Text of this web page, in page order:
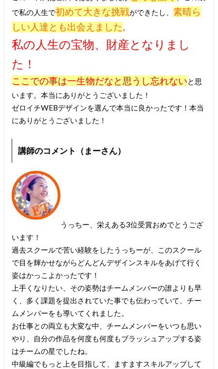
で私の人生で初めて大きな挑戦ができたし、 素晴ら
しい人達とも出会えました 。
私の人生の宝物、財産となりまし
た！
ここでの事は一生物だなと思うし忘れないと思
います。本当にありがとうございました！
ゼロイチWEBデザインを選んで本当に良かったです！本当
にありがとうございました！
講師のコメント（まーさん）
うっちー、栄えある3位受賞おめでとうござ
います！
過去スクールで苦い経験をしたうっちーが、このスクール
で目を輝かせながらどんどんデザインスキルをあげて行く
姿はかっこよかったです！
上手くなりたい、その姿勢はチームメンバーの誰よりも早
く、多く課題を提出されていた事でも伝わっていて、チー
ムメンバーをも導いてくれました。
お仕事との両立も大変な中、チームメンバーをいつも思い
やり、自分の作品を何度も何度もブラッシュアップする姿
はチームの星でしたね。
中級編でもっと上を目指して、ますますスキルアップして